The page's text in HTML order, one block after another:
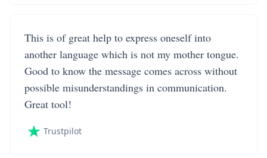
This is of great help to express oneself into
another language which is not my mother tongue.
Good to know the message comes across without
possible misunderstandings in communication.
Great tool!
Trustpilot